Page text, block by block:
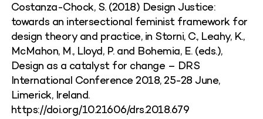
Costanza-Chock, S. (2018) Design Justice:
towards an intersectional feminist framework for
design theory and practice, in Storni, C., Leahy, K.,
McMahon, M., Lloyd, P. and Bohemia, E. (eds.),
Design as a catalyst for change – DRS
International Conference 2018, 25-28 June,
Limerick, Ireland.
https://doi.org/10.21606/drs.2018.679